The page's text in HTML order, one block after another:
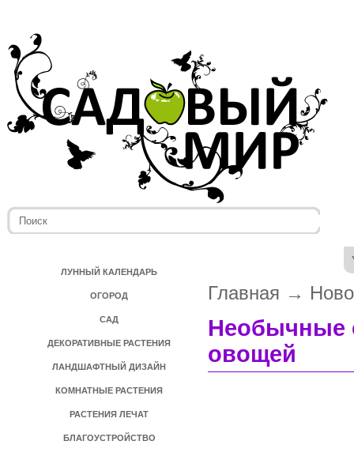
ЛУННЫЙ КАЛЕНДАРЬ
ОГОРОД
САД
ДЕКОРАТИВНЫЕ РАСТЕНИЯ
ЛАНДШАФТНЫЙ ДИЗАЙН
КОМНАТНЫЕ РАСТЕНИЯ
РАСТЕНИЯ ЛЕЧАТ
БЛАГОУСТРОЙСТВО
Главная →
Необычные
овощей